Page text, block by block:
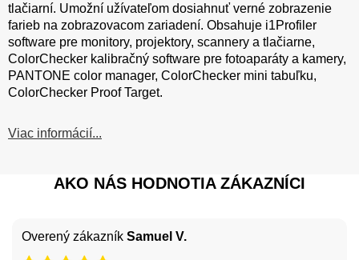
tlačiarní. Umožní užívateľom dosiahnuť verné zobrazenie
farieb na zobrazovacom zariadení. Obsahuje i1Profiler
software pre monitory, projektory, scannery a tlačiarne,
ColorChecker kalibračný software pre fotoaparáty a kamery,
PANTONE color manager, ColorChecker mini tabuľku,
ColorChecker Proof Target.
Viac informácií...
AKO NÁS HODNOTIA ZÁKAZNÍCI
Overený zákazník Samuel V.